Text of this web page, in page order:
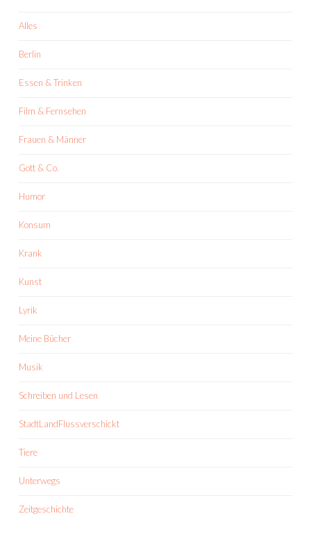
Alles
Berlin
Essen & Trinken
Film & Fernsehen
Frauen & Männer
Gott & Co.
Humor
Konsum
Krank
Kunst
Lyrik
Meine Bücher
Musik
Schreiben und Lesen
StadtLandFlussverschickt
Tiere
Unterwegs
Zeitgeschichte